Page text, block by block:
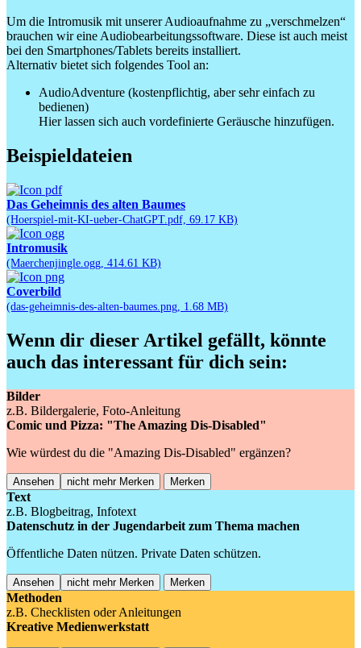
Um die Intromusik mit unserer Audioaufnahme zu „verschmelzen“
brauchen wir eine Audiobearbeitungssoftware. Diese ist auch meist
bei den Smartphones/Tablets bereits installiert.
Alternativ bietet sich folgendes Tool an:
AudioAdventure (kostenpflichtig, aber sehr einfach zu
bedienen)
Hier lassen sich auch vordefinierte Geräusche hinzufügen.
Beispieldateien
Das Geheimnis des alten Baumes
(Hoerspiel-mit-KI-ueber-ChatGPT.pdf, 69.17 KB)
Intromusik
(Maerchenjingle.ogg, 414.61 KB)
Coverbild
(das-geheimnis-des-alten-baumes.png, 1.68 MB)
Wenn dir dieser Artikel gefällt, könnte
auch das interessant für dich sein:
Bilder
z.B. Bildergalerie, Foto-Anleitung
Comic und Pizza: "The Amazing Dis-Disabled"
Wie würdest du die "Amazing Dis-Disabled" ergänzen?
Ansehen nicht mehr Merken Merken
Text
z.B. Blogbeitrag, Infotext
Datenschutz in der Jugendarbeit zum Thema machen
Öffentliche Daten nützen. Private Daten schützen.
Ansehen nicht mehr Merken Merken
Methoden
z.B. Checklisten oder Anleitungen
Kreative Medienwerkstatt